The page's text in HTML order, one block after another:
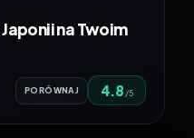
na Twoim
PORÓWNAJ 4.8 /5